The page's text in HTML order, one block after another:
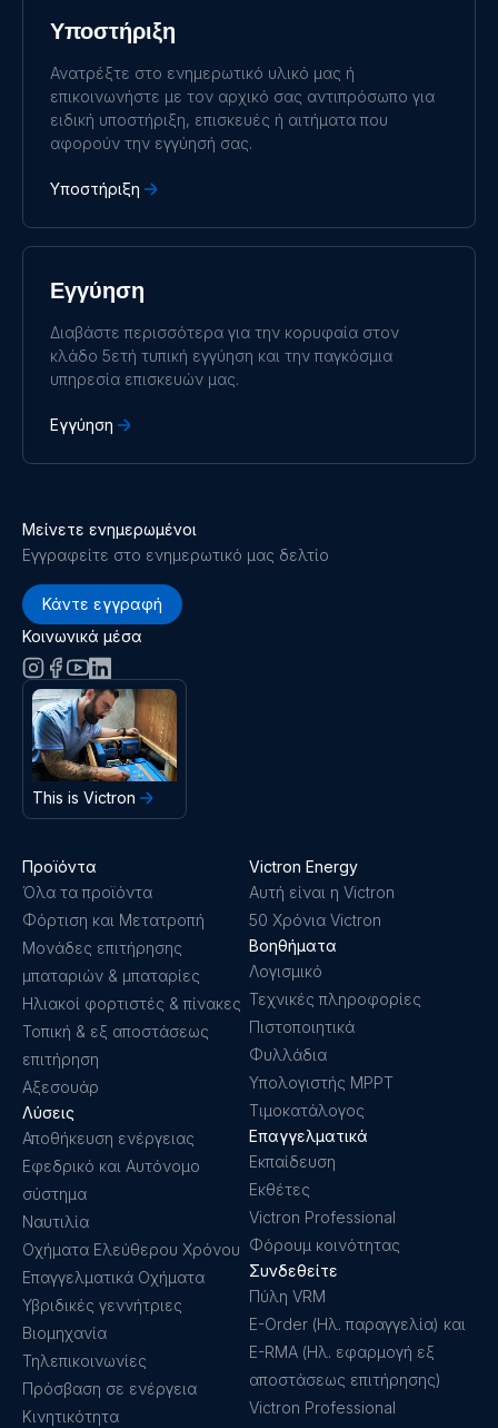
Suomalainen
Русский
Українська
中國人
Subscribe
Υποστήριξη
Ανατρέξτε στο ενημερωτικό υλικό μας ή
επικοινωνήστε με τον αρχικό σας αντιπρόσωπο για
ειδική υποστήριξη, επισκευές ή αιτήματα που
αφορούν την εγγύησή σας.
Υποστήριξη
Εγγύηση
Διαβάστε περισσότερα για την κορυφαία στον
κλάδο 5ετή τυπική εγγύηση και την παγκόσμια
υπηρεσία επισκευών μας.
Εγγύηση
Μείνετε ενημερωμένοι
Εγγραφείτε στο ενημερωτικό μας δελτίο
Κάντε εγγραφή
Κοινωνικά μέσα
This is Victron
Προϊόντα
Όλα τα προϊόντα
Φόρτιση και Μετατροπή
Μονάδες επιτήρησης
μπαταριών & μπαταρίες
Ηλιακοί φορτιστές & πίνακες
Τοπική & εξ αποστάσεως
επιτήρηση
Αξεσουάρ
Victron Energy
Αυτή είναι η Victron
50 Χρόνια Victron
Λύσεις
Αποθήκευση ενέργειας
Εφεδρικό και Αυτόνομο
σύστημα
Ναυτιλία
Οχήματα Ελεύθερου Χρόνου
Επαγγελματικά Οχήματα
Υβριδικές γεννήτριες
Βιομηχανία
Τηλεπικοινωνίες
Πρόσβαση σε ενέργεια
Κινητικότητα
Βοηθήματα
Λογισμικό
Τεχνικές πληροφορίες
Πιστοποιητικά
Φυλλάδια
Υπολογιστής MPPT
Τιμοκατάλογος
Επαγγελματικά
Εκπαίδευση
Εκθέτες
Victron Professional
Φόρουμ κοινότητας
Συνδεθείτε
Πύλη VRM
E-Order (Ηλ. παραγγελία) και
E-RMA (Ηλ. εφαρμογή εξ
αποστάσεως επιτήρησης)
Victron Professional